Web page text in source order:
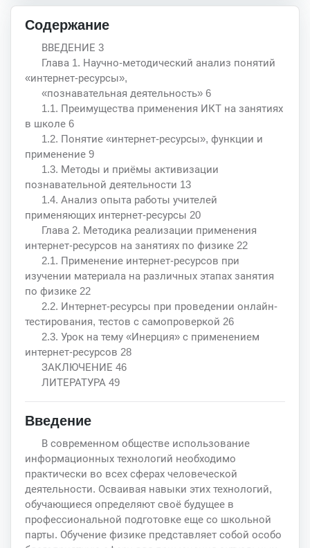
Содержание
ВВЕДЕНИЕ 3
Глава 1. Научно-методический анализ понятий
«интернет-ресурсы»,
«познавательная деятельность» 6
1.1. Преимущества применения ИКТ на занятиях
в школе 6
1.2. Понятие «интернет-ресурсы», функции и
применение 9
1.3. Методы и приёмы активизации
познавательной деятельности 13
1.4. Анализ опыта работы учителей
применяющих интернет-ресурсы 20
Глава 2. Методика реализации применения
интернет-ресурсов на занятиях по физике 22
2.1. Применение интернет-ресурсов при
изучении материала на различных этапах занятия
по физике 22
2.2. Интернет-ресурсы при проведении онлайн-
тестирования, тестов с самопроверкой 26
2.3. Урок на тему «Инерция» с применением
интернет-ресурсов 28
ЗАКЛЮЧЕНИЕ 46
ЛИТЕРАТУРА 49
Введение
В современном обществе использование
информационных технологий необходимо
практически во всех сферах человеческой
деятельности. Осваивая навыки этих технологий,
обучающиеся определяют своё будущее в
профессиональной подготовке еще со школьной
парты. Обучение физике представляет собой особо